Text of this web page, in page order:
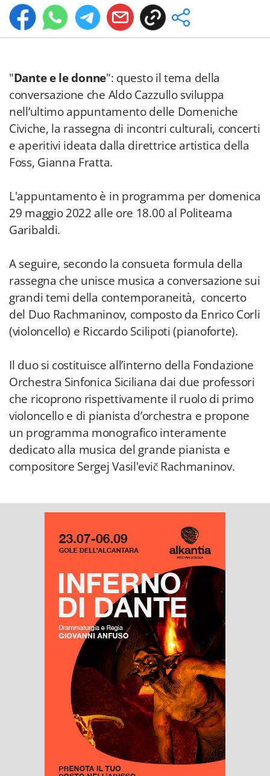
"Dante e le donne": questo il tema della
conversazione che Aldo Cazzullo sviluppa
nell’ultimo appuntamento delle Domeniche
Civiche, la rassegna di incontri culturali, concerti
e aperitivi ideata dalla direttrice artistica della
Foss, Gianna Fratta.
L'appuntamento è in programma per domenica
29 maggio 2022 alle ore 18.00 al Politeama
Garibaldi.
A seguire, secondo la consueta formula della
rassegna che unisce musica a conversazione sui
grandi temi della contemporaneità, concerto
del Duo Rachmaninov, composto da Enrico Corli
(violoncello) e Riccardo Scilipoti (pianoforte).
Il duo si costituisce all’interno della Fondazione
Orchestra Sinfonica Siciliana dai due professori
che ricoprono rispettivamente il ruolo di primo
violoncello e di pianista d’orchestra e propone
un programma monografico interamente
dedicato alla musica del grande pianista e
compositore Sergej Vasil'evič Rachmaninov.